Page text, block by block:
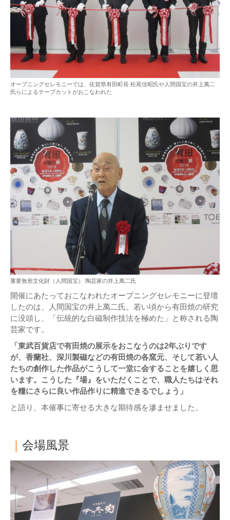
オープニングセレモニーでは、佐賀県有田町長 松尾佳昭氏や人間国宝の井上萬二
氏らによるテープカットがおこなわれた
重要無形文化財（人間国宝） 陶芸家の井上萬二氏
開催にあたっておこなわれたオープニングセレモニーに登壇
したのは、人間国宝の井上萬二氏。若い頃から有田焼の研究
に没頭し、「伝統的な白磁制作技法を極めた」と称される陶
芸家です。
「東武百貨店で有田焼の展示をおこなうのは2年ぶりです
が、香蘭社、深川製磁などの有田焼の各窯元、そして若い人
たちの創作した作品がこうして一堂に会することを嬉しく思
います。こうした『場』をいただくことで、職人たちはそれ
を糧にさらに良い作品作りに精進できるでしょう」
と語り、本催事に寄せる大きな期待感を滲ませました。
｜ 会場風景